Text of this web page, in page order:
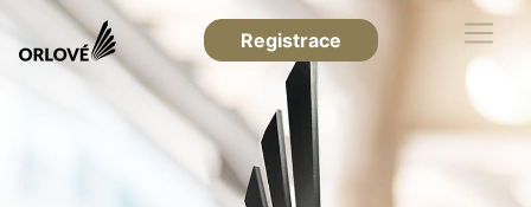
Registrace